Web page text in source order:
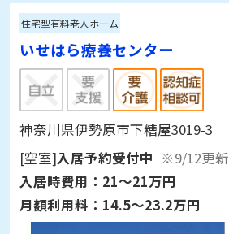
住宅型有料老人ホーム
いせはら療養センター
神奈川県伊勢原市下糟屋3019-3
[空室]入居予約受付中 ※9/12更新
入居時費用： 21～21万円
月額利用料： 14.5～23.2万円